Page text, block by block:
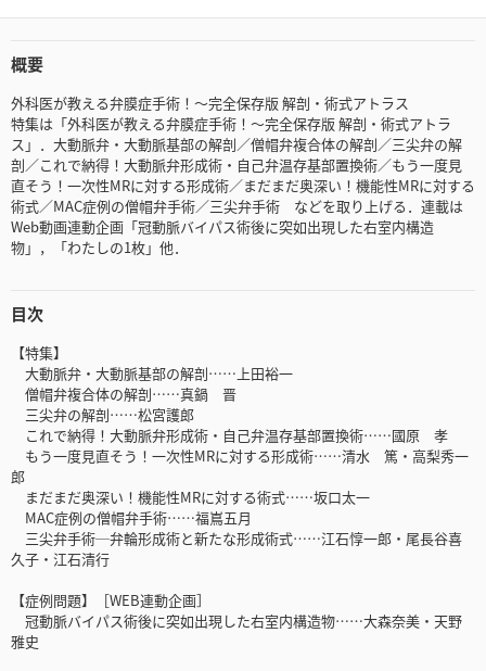
概要
外科医が教える弁膜症手術！～完全保存版 解剖・術式アトラス
特集は「外科医が教える弁膜症手術！～完全保存版 解剖・術式アトラ
ス」．大動脈弁・大動脈基部の解剖／僧帽弁複合体の解剖／三尖弁の解
剖／これで納得！大動脈弁形成術・自己弁温存基部置換術／もう一度見
直そう！一次性MRに対する形成術／まだまだ奥深い！機能性MRに対する
術式／MAC症例の僧帽弁手術／三尖弁手術 などを取り上げる．連載は
Web動画連動企画「冠動脈バイパス術後に突如出現した右室内構造
物」，「わたしの1枚」他．
目次
【特集】
大動脈弁・大動脈基部の解剖……上田裕一
僧帽弁複合体の解剖……真鍋 晋
三尖弁の解剖……松宮護郎
これで納得！大動脈弁形成術・自己弁温存基部置換術……國原 孝
もう一度見直そう！一次性MRに対する形成術……清水 篤・高梨秀一
郎
まだまだ奥深い！機能性MRに対する術式……坂口太一
MAC症例の僧帽弁手術……福嶌五月
三尖弁手術─弁輪形成術と新たな形成術式……江石惇一郎・尾長谷喜
久子・江石清行
【症例問題】［WEB連動企画］
冠動脈バイパス術後に突如出現した右室内構造物……大森奈美・天野
雅史